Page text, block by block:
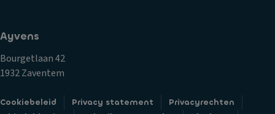
Ayvens
Bourgetlaan 42
1932 Zaventem
Cookiebeleid Privacy statement
Privacyrechten